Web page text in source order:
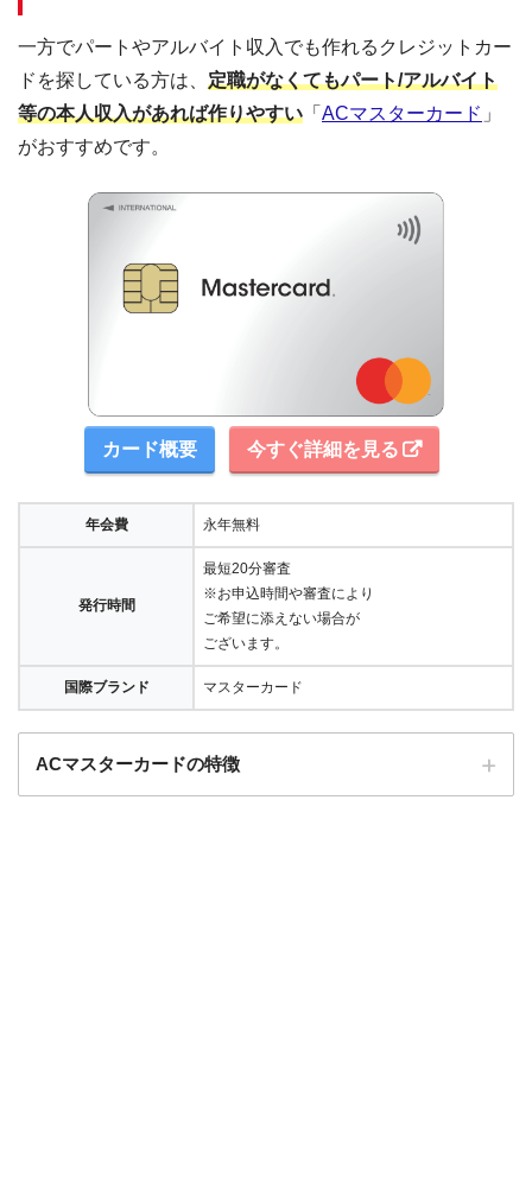
一方でパートやアルバイト収入でも作れるクレジットカー
ドを探している方は、 定職がなくてもパート/アルバイト
等の本人収入があれば作りやすい 「 ACマスターカード 」
がおすすめです。
カード概要 今すぐ詳細を見る
年会費 永年無料
発行時間
最短20分審査
※お申込時間や審査により
ご希望に添えない場合が
ございます。
国際ブランド マスターカード
ACマスターカードの特徴